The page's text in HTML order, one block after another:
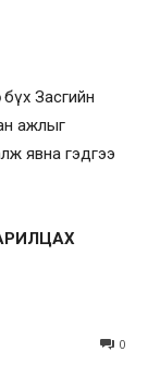
Засгийн
ажлыг
явна гэдгээ
0